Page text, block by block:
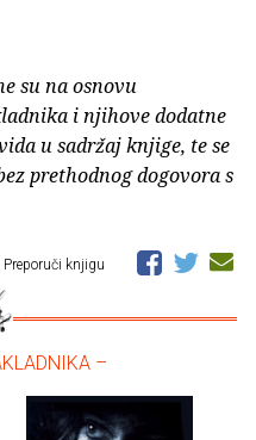
su na osnovu
i njihove dodatne
u sadržaj knjige, te se
prethodnog dogovora s
Preporuči knjigu
–